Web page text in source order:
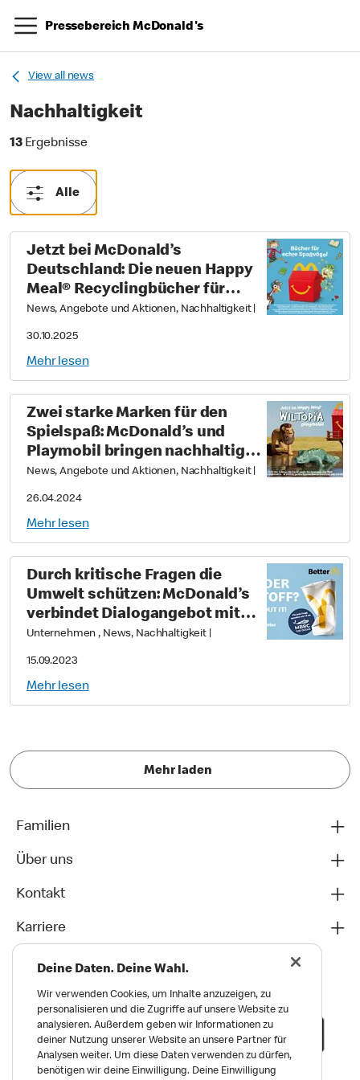
Pressebereich McDonald's
View all news
Nachhaltigkeit
13 Ergebnisse13 Ergebnisse
Alle
Jetzt bei McDonald’s
Deutschland: Die neuen Happy
Meal® Recyclingbücher für
echte Spaßvögel
News, Angebote und Aktionen, Nachhaltigkeit|
30.10.2025
Mehr lesen
Zwei starke Marken für den
Spielspaß: McDonald’s und
Playmobil bringen nachhaltige
Spielfiguren ins Happy Meal®
News, Angebote und Aktionen, Nachhaltigkeit|
26.04.2024
Mehr lesen
Durch kritische Fragen die
Umwelt schützen: McDonald’s
verbindet Dialogangebot mit
besonderer Spendenaktion
Unternehmen , News, Nachhaltigkeit|
15.09.2023
Mehr lesen
Mehr laden
Familien
Über uns
Kontakt
Karriere
Deine Daten. Deine Wahl.
Wir verwenden Cookies, um Inhalte anzuzeigen, zu
personalisieren und die Zugriffe auf unsere Website zu
analysieren. Außerdem geben wir Informationen zu
deiner Nutzung unserer Website an unsere Partner für
Analysen weiter. Um diese Daten verwenden zu dürfen,
benötigen wir deine Einwilligung. Deine Einwilligung